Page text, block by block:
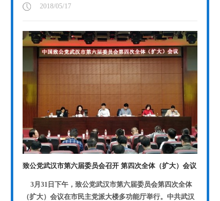
2018/05/17
致公党武汉市第六届委员会召开 第四次全体（扩大）会议
3月31日下午，致公党武汉市第六届委员会第四次全体
（扩大）会议在市民主党派大楼多功能厅举行。中共武汉